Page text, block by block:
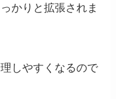
かりと拡張されま
しやすくなるので